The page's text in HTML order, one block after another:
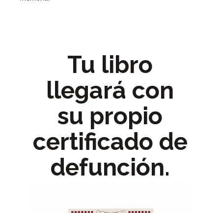
Tu libro
llegará con
su propio
certificado de
defunción.